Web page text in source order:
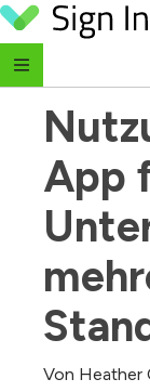
Skip to content
App
Von Heather